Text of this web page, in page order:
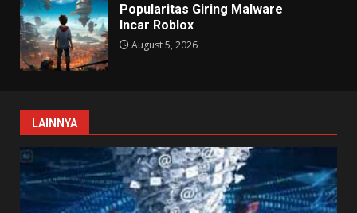
Popularitas Giring Malware
Incar Roblox
August 5, 2026
LAINNYA